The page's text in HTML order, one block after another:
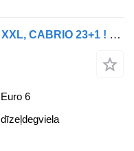
Mercedes-Benz SPRINTER 519 XXL, CABRIO 23+1 ! FULL PANORAMIC !
Euro 6
dīzeļdegviela